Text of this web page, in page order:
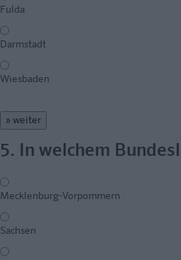
Fulda
Darmstadt
Wiesbaden
» weiter
5. In welchem
Mecklenburg-Vorpommern
Sachsen